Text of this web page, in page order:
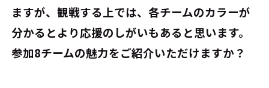
ますが、観戦する上では、各チームのカラーが
分かるとより応援のしがいもあると思います。
参加8チームの魅力をご紹介いただけますか？